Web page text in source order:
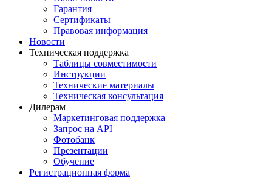
Гарантия
Сертификаты
Правовая информация
Новости
Техническая поддержка
Таблицы совместимости
Инструкции
Технические материалы
Техническая консультация
Дилерам
Маркетинговая поддержка
Запрос на API
Фотобанк
Презентации
Обучение
Регистрационная форма